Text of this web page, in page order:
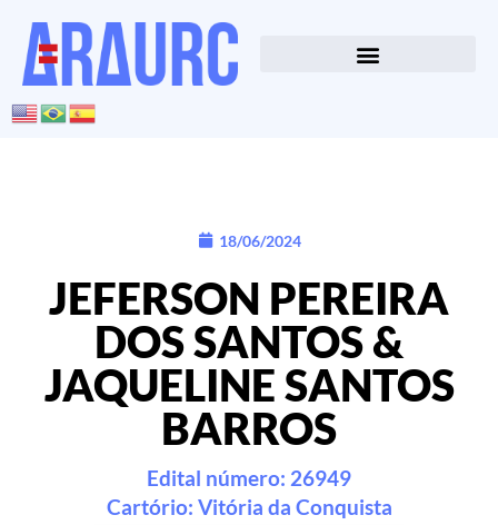
18/06/2024
JEFERSON PEREIRA
DOS SANTOS &
JAQUELINE SANTOS
BARROS
Edital número: 26949
Cartório: Vitória da Conquista